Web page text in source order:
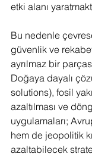
etki alanı
Bu nedenle
güvenlik ve
ayrılmaz bir
Doğaya dayalı
solutions), fosil
azaltılması ve
uygulamaları;
hem de jeopolitik
azaltabilecek